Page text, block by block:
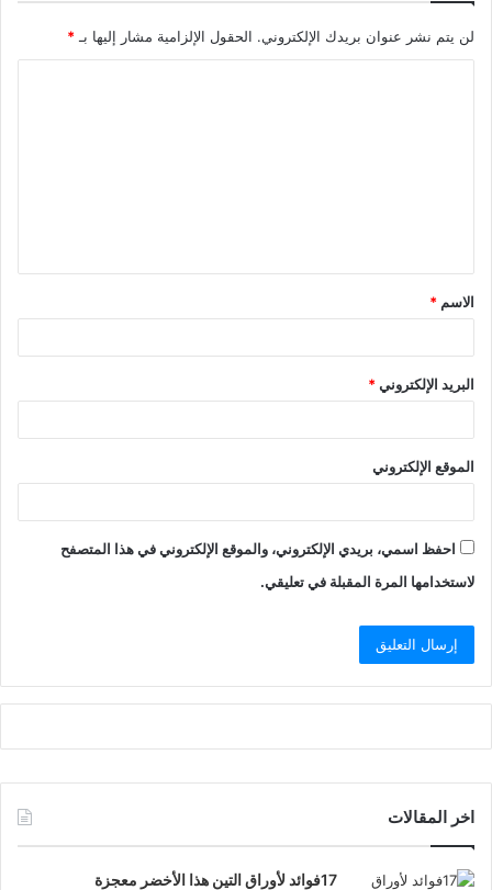
لن يتم نشر عنوان بريدك الإلكتروني. الحقول الإلزامية مشار إليها بـ *
ق
*
الاسم *
البريد الإلكتروني*
الموقع الإلكتروني
احفظ اسمي، بريدي الإلكتروني، والموقع الإلكتروني في هذا المتصفح
لاستخدامها المرة المقبلة في تعليقي.
اخر المقالات
17فوائد لأوراق التين هذا الأخضر معجزة